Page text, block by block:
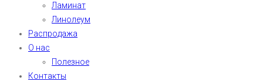
Ламинат
Линолеум
Распродажа
О нас
Полезное
Контакты